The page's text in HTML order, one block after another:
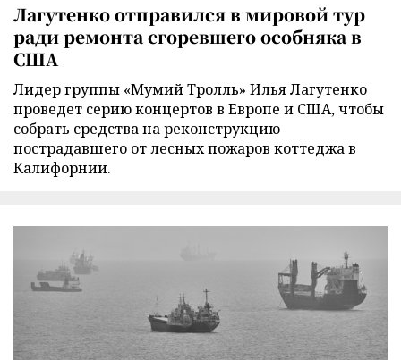
Лагутенко отправился в мировой тур
ради ремонта сгоревшего особняка в
США
Лидер группы «Мумий Тролль» Илья Лагутенко
проведет серию концертов в Европе и США, чтобы
собрать средства на реконструкцию
пострадавшего от лесных пожаров коттеджа в
Калифорнии.